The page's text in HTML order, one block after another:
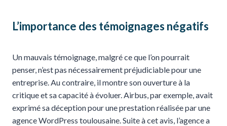
L’importance des témoignages négatifs
Un mauvais témoignage, malgré ce que l’on pourrait
penser, n’est pas nécessairement préjudiciable pour une
entreprise. Au contraire, il montre son ouverture à la
critique et sa capacité à évoluer. Airbus, par exemple, avait
exprimé sa déception pour une prestation réalisée par une
agence WordPress toulousaine. Suite à cet avis, l’agence a